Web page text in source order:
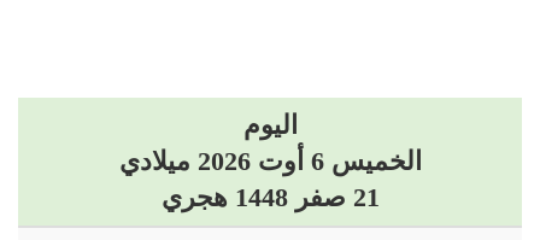
اليوم
الخميس 6 أوت 2026 ميلادي
21 صفر 1448 هجري